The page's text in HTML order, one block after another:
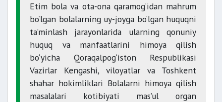
Etim bola va ota-ona qaramog‘idan mahrum
bo‘lgan bolalarning uy-joyga bo‘lgan huquqni
ta’minlash jarayonlarida ularning qonuniy
huquq va manfaatlarini himoya qilish
bo‘yicha Qoraqalpog‘iston Respublikasi
Vazirlar Kengashi, viloyatlar va Toshkent
shahar hokimliklari Bolalarni himoya qilish
masalalari kotibiyati mas’ul organ